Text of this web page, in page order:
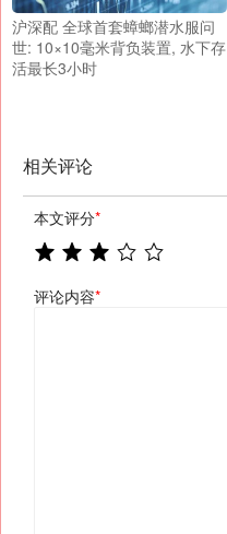
沪深配 全球首套蟑螂潜水服问
世: 10×10毫米背负装置, 水下存
活最长3小时
相关评论
本文评分*
评论内容*